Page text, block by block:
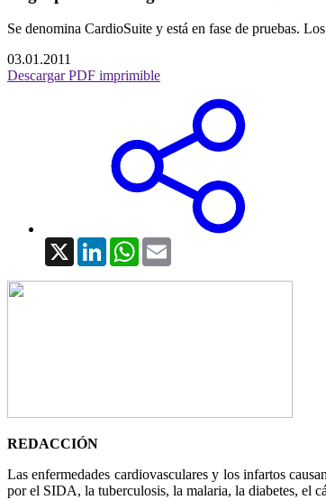
Se denomina CardioSuite y está en fase de pruebas.
03.01.2011
Descargar PDF imprimible
X LinkedInWhatsApp
REDACCIÓN
Las enfermedades cardiovasculares y los infartos
por el SIDA, la tuberculosis, la malaria, la diabetes, el